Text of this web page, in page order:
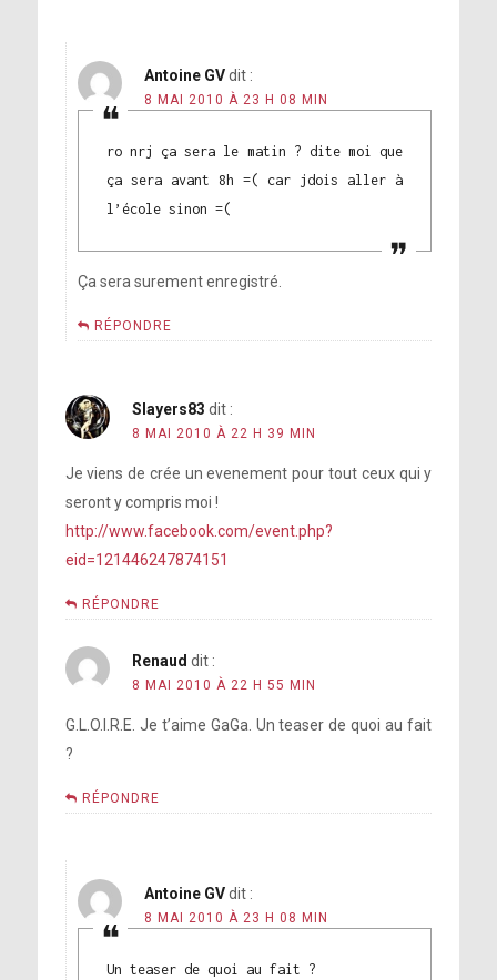
Antoine GV dit :
8 MAI 2010 À 23 H 08 MIN
ro nrj ça sera le matin ? dite moi que
ça sera avant 8h =( car jdois aller à
l’école sinon =(
Ça sera surement enregistré.
RÉPONDRE
Slayers83 dit :
8 MAI 2010 À 22 H 39 MIN
Je viens de crée un evenement pour tout ceux qui y
seront y compris moi !
http://www.facebook.com/event.php?
eid=121446247874151
RÉPONDRE
Renaud dit :
8 MAI 2010 À 22 H 55 MIN
G.L.O.I.R.E. Je t’aime GaGa. Un teaser de quoi au fait
?
RÉPONDRE
Antoine GV dit :
8 MAI 2010 À 23 H 08 MIN
Un teaser de quoi au fait ?